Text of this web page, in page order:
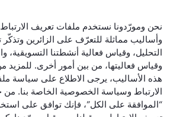
لنبقَ على تواصل
نحن ومورّدونا نستخدم ملفات تعريف
وأساليب مماثلة للتعرّف على الزائرين وتذكّر
التحليل، وقياس فعالية أنشطتنا التسويقية،
وقياس فعاليتها، من بين أمور أخرى. للمزيد
هذه الأساليب، يرجى الاطلاع على سياسة
الارتباط وسياسة الخصوصية الخاصة بنا. من
“الموافقة على الكل”، فإنك توافق على